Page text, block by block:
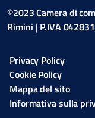
©2023 Camera di
Rimini | P.IVA
Privacy Policy
Cookie Policy
Mappa del sito
Informativa sulla